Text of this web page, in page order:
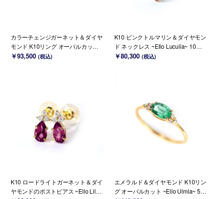
カラーチェンジガーネット＆ダイヤ
モンド K10リング オーバルカット ~
Ello Ulmia~ 1月誕生石(K18/PT変更
￥93,500 (税込)
K10 ピンクトルマリン＆ダイヤモン
ド ネックレス ~Ello Luculia~ 10月
誕生石 (K18変更可能)
￥80,300 (税込)
K10 ロードライトガーネット＆ダイ
ヤモンドのポストピアス ~Ello Lilas
エメラルド＆ダイヤモンド K10リン
グ オーバルカット ~Ello Ulmia~ 5月